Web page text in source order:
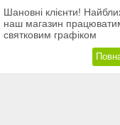
Шановні клієнти!
наш магазин
святковим графіком